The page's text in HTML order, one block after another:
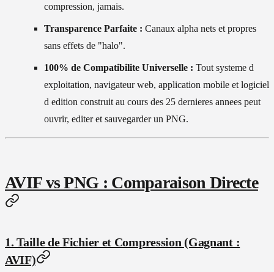
compression, jamais.
Transparence Parfaite : Canaux alpha nets et propres
sans effets de "halo".
100% de Compatibilite Universelle : Tout systeme d
exploitation, navigateur web, application mobile et logiciel
d edition construit au cours des 25 dernieres annees peut
ouvrir, editer et sauvegarder un PNG.
AVIF vs PNG : Comparaison Directe
1. Taille de Fichier et Compression (Gagnant :
AVIF)